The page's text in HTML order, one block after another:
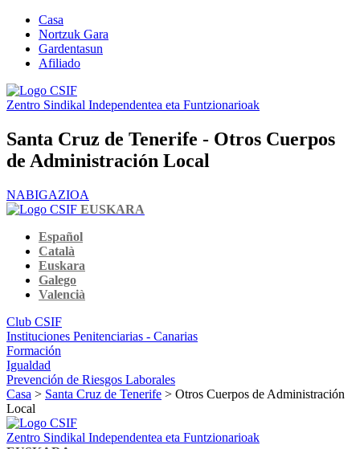
Casa
Nortzuk Gara
Gardentasun
Afiliado
Zentro Sindikal Independentea eta Funtzionarioak
Santa Cruz de Tenerife - Otros Cuerpos
de Administración Local
NABIGAZIOA
EUSKARA
Español
Català
Euskara
Galego
Valencià
Club CSIF
Instituciones Penitenciarias - Canarias
Formación
Igualdad
Prevención de Riesgos Laborales
Casa > Santa Cruz de Tenerife > Otros Cuerpos de Administración
Local
Zentro Sindikal Independentea eta Funtzionarioak